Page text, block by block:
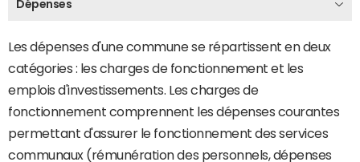
Dépenses
Les dépenses d'une commune se répartissent en deux
catégories : les charges de fonctionnement et les
emplois d'investissements. Les charges de
fonctionnement comprennent les dépenses courantes
permettant d'assurer le fonctionnement des services
communaux (rémunération des personnels, dépenses